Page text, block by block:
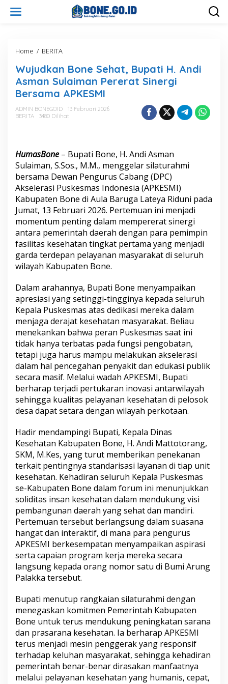
Home / BERITA
j
u
d
k
n
S
e
h
a
t
,
B
u
p
a
t
H
A
n
d
A
s
m
a
n
S
u
l
a
i
n
P
e
r
e
r
a
t
S
i
n
e
r
g
i
B
e
s
a
m
A
P
K
E
S
Wujudkan Bone Sehat, Bupati H. Andi
Asman Sulaiman Pererat Sinergi
Bersama APKESMI
ADMIN BONEGOID
13 Februari 2026
BERITA
3480 Dilihat
HumasBone – Bupati Bone, H. Andi Asman
Sulaiman, S.Sos., M.M., menggelar silaturahmi
bersama Dewan Pengurus Cabang (DPC)
Akselerasi Puskesmas Indonesia (APKESMI)
Kabupaten Bone di Aula Baruga Lateya Riduni pada
Jumat, 13 Februari 2026. Pertemuan ini menjadi
momentum penting dalam mempererat sinergi
antara pemerintah daerah dengan para pemimpin
fasilitas kesehatan tingkat pertama yang menjadi
garda terdepan pelayanan masyarakat di seluruh
wilayah Kabupaten Bone.
Dalam arahannya, Bupati Bone menyampaikan
apresiasi yang setinggi-tingginya kepada seluruh
Kepala Puskesmas atas dedikasi mereka dalam
menjaga derajat kesehatan masyarakat. Beliau
menekankan bahwa peran Puskesmas saat ini
tidak hanya terbatas pada fungsi pengobatan,
tetapi juga harus mampu melakukan akselerasi
dalam hal pencegahan penyakit dan edukasi publik
secara masif. Melalui wadah APKESMI, Bupati
berharap terjadi pertukaran inovasi antarwilayah
sehingga kualitas pelayanan kesehatan di pelosok
desa dapat setara dengan wilayah perkotaan.
Hadir mendampingi Bupati, Kepala Dinas
Kesehatan Kabupaten Bone, H. Andi Mattotorang,
SKM, M.Kes, yang turut memberikan penekanan
terkait pentingnya standarisasi layanan di tiap unit
kesehatan. Kehadiran seluruh Kepala Puskesmas
se-Kabupaten Bone dalam forum ini menunjukkan
soliditas insan kesehatan dalam mendukung visi
pembangunan daerah yang sehat dan mandiri.
Pertemuan tersebut berlangsung dalam suasana
hangat dan interaktif, di mana para pengurus
APKESMI berkesempatan menyampaikan aspirasi
serta capaian program kerja mereka secara
langsung kepada orang nomor satu di Bumi Arung
Palakka tersebut.
Bupati menutup rangkaian silaturahmi dengan
menegaskan komitmen Pemerintah Kabupaten
Bone untuk terus mendukung peningkatan sarana
dan prasarana kesehatan. Ia berharap APKESMI
terus menjadi mesin penggerak yang responsif
terhadap keluhan masyarakat, sehingga kehadiran
pemerintah benar-benar dirasakan manfaatnya
melalui pelayanan kesehatan yang humanis, cepat,